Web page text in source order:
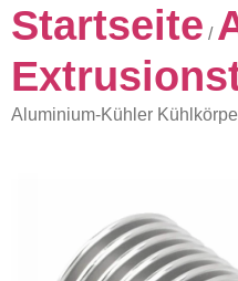
Startseite /
Aluminium-Kühler